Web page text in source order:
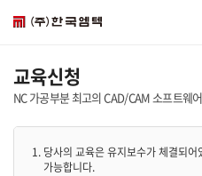
교육신청
NC 가공부분 최고의 CAD/CAM 소프트웨어
1. 당사의 교육은 유지보수가 체결되
가능합니다.